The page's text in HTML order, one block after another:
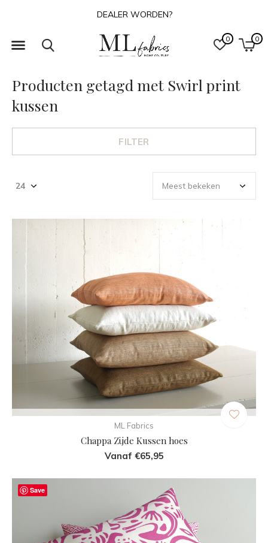
0 0
OVER ONS
Producten getagd met Swirl print
kussen
FILTER
ML Fabrics
Chappa Zijde Kussen hoes
Vanaf €65,95
Save